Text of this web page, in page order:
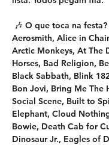
🎶 O que toca na
Aerosmith, Alice in
Arctic Monkeys, At The
Horses, Bad Religion,
Black Sabbath, Blink
Bon Jovi, Bring Me The
Social Scene, Built to
Elephant, Cloud
Bowie, Death Cab for
Dinosaur Jr., Eagles of